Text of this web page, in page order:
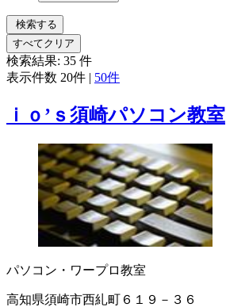
検索する
すべてクリア
検索結果: 35 件
表示件数 20件 | 50件
ｉｏ’ｓ須崎パソコン教室
パソコン・ワープロ教室
高知県須崎市西糺町６１９－３６